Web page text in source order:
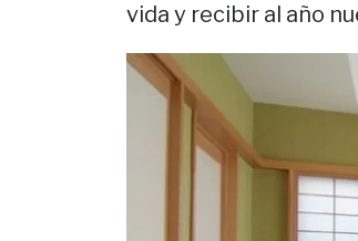
vida y recibir al año